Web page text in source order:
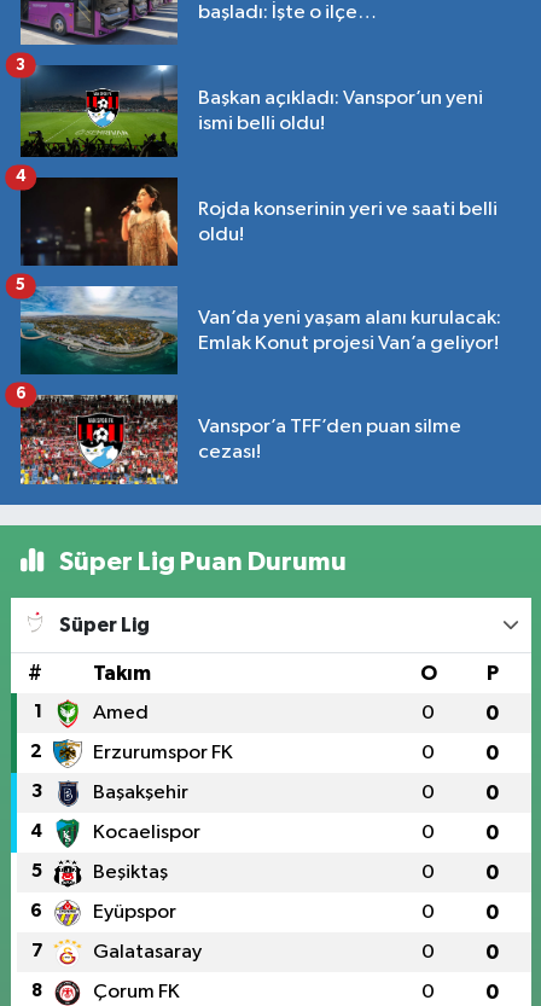
başladı: İşte o ilçe…
Başkan açıkladı: Vanspor’un yeni
ismi belli oldu!
3
Rojda konserinin yeri ve saati belli
oldu!
4
Van’da yeni yaşam alanı kurulacak:
Emlak Konut projesi Van’a geliyor!
5
Vanspor’a TFF’den puan silme
cezası!
6
Süper Lig Puan Durumu
Süper Lig
# Takım O P
1 Amed 0 0
2 Erzurumspor FK 0 0
3 Başakşehir 0 0
4 Kocaelispor 0 0
5 Beşiktaş 0 0
6 Eyüpspor 0 0
7 Galatasaray 0 0
8 Çorum FK 0 0